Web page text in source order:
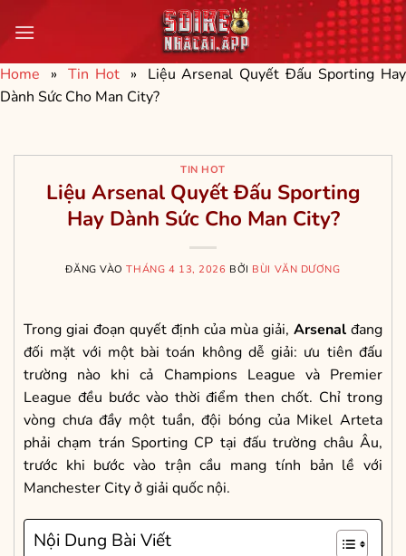
qua
dung
Home » Tin Hot »
Liệu Arsenal Quyết Đấu Sporting Hay
Dành Sức Cho Man City?
TIN HOT
Liệu Arsenal Quyết Đấu Sporting
Hay Dành Sức Cho Man City?
ĐĂNG VÀOTHÁNG 4 13, 2026 BỞI BÙI VĂN DƯƠNG
Trong giai đoạn quyết định của mùa giải, Arsenal đang
đối mặt với một bài toán không dễ giải: ưu tiên đấu
trường nào khi cả Champions League và Premier
League đều bước vào thời điểm then chốt. Chỉ trong
vòng chưa đầy một tuần, đội bóng của Mikel Arteta
phải chạm trán Sporting CP tại đấu trường châu Âu,
trước khi bước vào trận cầu mang tính bản lề với
Manchester City ở giải quốc nội.
Nội Dung Bài Viết